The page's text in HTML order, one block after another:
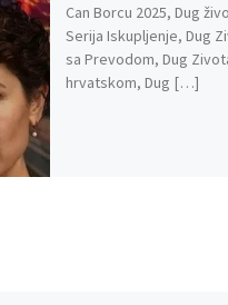
Can Borcu 2025, Dug
Serija Iskupljenje, Dug
sa Prevodom, Dug
hrvatskom, Dug […]